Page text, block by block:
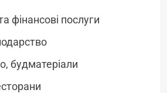
фінансові послуги
будматеріали